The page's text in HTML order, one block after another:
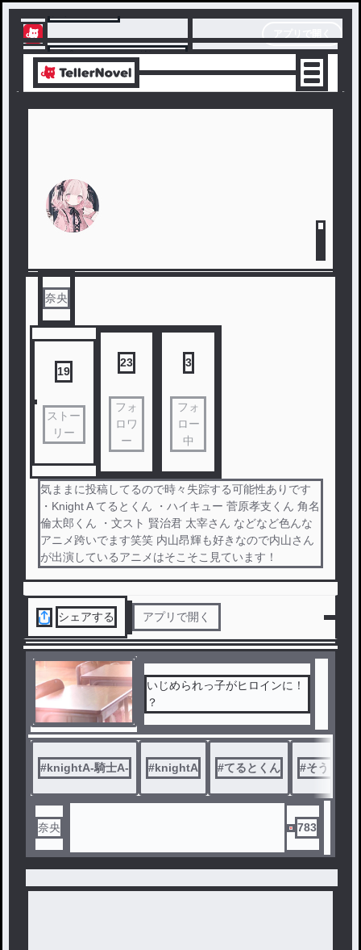
テラーノベル
アプリでサクサク楽しめる
奈央
19
ストー
リー
23
フォ
ロワ
ー
3
フォ
ロー
中
気ままに投稿してるので時々失踪する可能性ありです
・Knight A てるとくん ・ハイキュー 菅原孝支くん 角名
倫太郎くん ・文スト 賢治君 太宰さん などなど色んな
アニメ跨いでます笑笑 内山昂輝も好きなので内山さん
が出演しているアニメはそこそこ見ています！
シェアする アプリで開く
いじめられっ子がヒロインに！
？
#knightA-騎士A- #knightA #てるとくん #そうま
奈央 783